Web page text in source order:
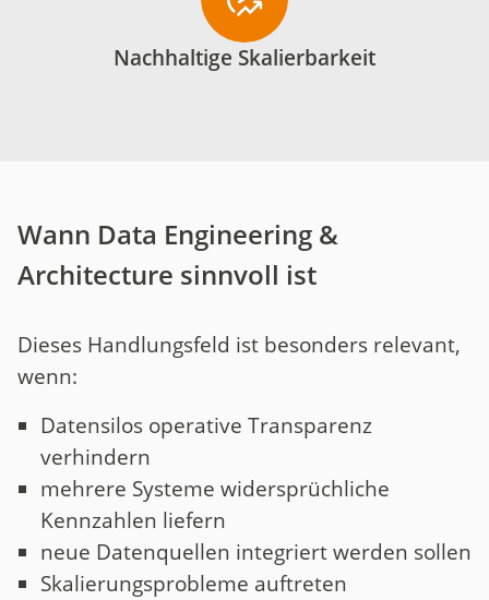
Nachhaltige Skalierbarkeit
Wann Data Engineering &
Architecture sinnvoll ist
Dieses Handlungsfeld ist besonders relevant,
wenn:
Datensilos operative Transparenz
verhindern
mehrere Systeme widersprüchliche
Kennzahlen liefern
neue Datenquellen integriert werden sollen
Skalierungsprobleme auftreten